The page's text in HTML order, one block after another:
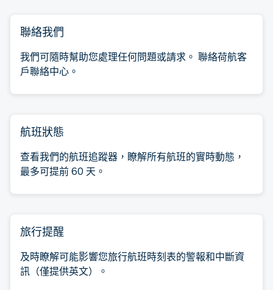
聯絡我們
我們可隨時幫助您處理任何問題或請求。 聯絡荷航客
戶聯絡中心。
航班狀態
查看我們的航班追蹤器，瞭解所有航班的實時動態，
最多可提前 60 天。
旅行提醒
及時瞭解可能影響您旅行航班時刻表的警報和中斷資
訊（僅提供英文）。